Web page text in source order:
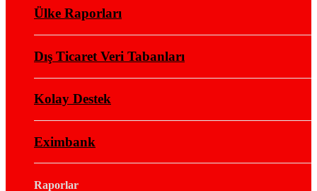
Ülke Raporları
Dış Ticaret Veri Tabanları
Kolay Destek
Eximbank
Raporlar